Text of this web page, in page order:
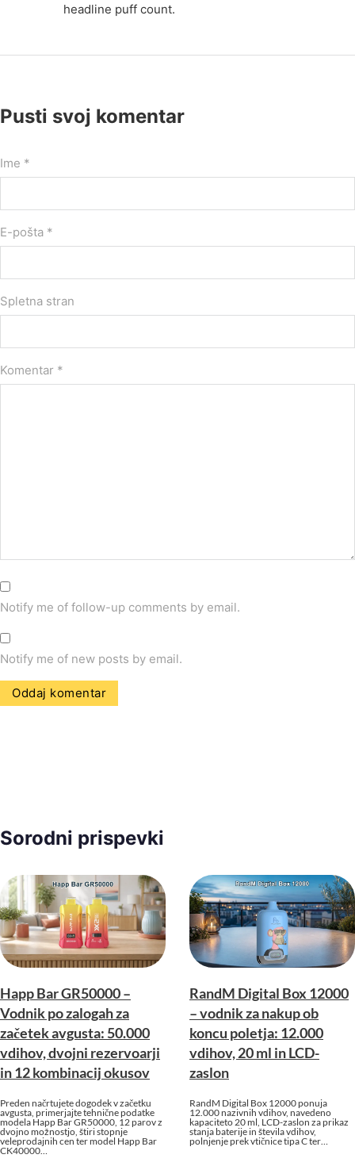
headline puff count.
Pusti svoj komentar
Ime *
E-pošta *
Spletna stran
Komentar *
Notify me of follow-up comments by email.
Notify me of new posts by email.
Sorodni prispevki
Happ Bar GR50000 –
Vodnik po zalogah za
začetek avgusta: 50.000
vdihov, dvojni rezervoarji
in 12 kombinacij okusov
Preden načrtujete dogodek v začetku
avgusta, primerjajte tehnične podatke
modela Happ Bar GR50000, 12 parov z
dvojno možnostjo, štiri stopnje
veleprodajnih cen ter model Happ Bar
CK40000…
RandM Digital Box 12000
– vodnik za nakup ob
koncu poletja: 12.000
vdihov, 20 ml in LCD-
zaslon
RandM Digital Box 12000 ponuja
12.000 nazivnih vdihov, navedeno
kapaciteto 20 ml, LCD-zaslon za prikaz
stanja baterije in števila vdihov,
polnjenje prek vtičnice tipa C ter…